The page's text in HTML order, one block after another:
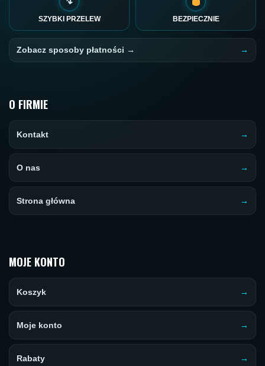
SZYBKI PRZELEW BEZPIECZNIE
Zobacz sposoby płatności →
O FIRMIE
Kontakt
O nas
Strona główna
MOJE KONTO
Koszyk
Moje konto
Rabaty